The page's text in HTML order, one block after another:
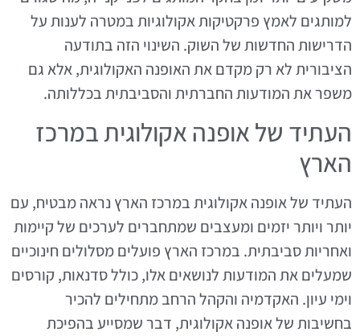
למותגים לאמץ פרקטיקות אקולוגיות במטרה לענות על
הדרישות החדשות של השוק. השינוי הזה בתודעה
הציבורית לא רק מקדם את האופנה האקולוגית, אלא גם
משפר את המודעות החברתית והסביבתית בכללותה.
העתיד של אופנה אקולוגית במרכז
הארץ
העתיד של אופנה אקולוגית במרכז הארץ נראה מבטיח, עם
יותר ויותר יזמים ומעצבים שמתחברים לערכים של קיימות
ואחריות סביבתית. במרכז הארץ פועלים מסלולים חינוכיים
שמעלים את המודעות לנושאים אלו, כולל סדנאות, קורסים
וימי עיון. האקדמיה והקהל הרחב מתחילים להכיר
בחשיבות של אופנה אקולוגית, דבר שמסייע בהפיכת